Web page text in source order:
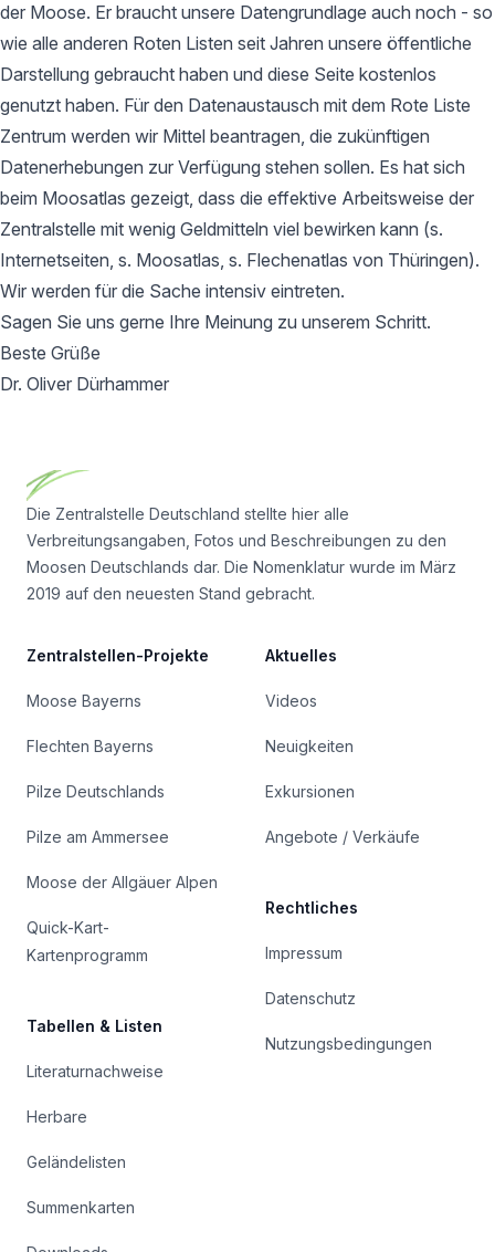
der Moose. Er braucht unsere Datengrundlage auch noch - so
wie alle anderen Roten Listen seit Jahren unsere öffentliche
Darstellung gebraucht haben und diese Seite kostenlos
genutzt haben. Für den Datenaustausch mit dem Rote Liste
Zentrum werden wir Mittel beantragen, die zukünftigen
Datenerhebungen zur Verfügung stehen sollen. Es hat sich
beim Moosatlas gezeigt, dass die effektive Arbeitsweise der
Zentralstelle mit wenig Geldmitteln viel bewirken kann (s.
Internetseiten, s. Moosatlas, s. Flechenatlas von Thüringen).
Wir werden für die Sache intensiv eintreten.
Sagen Sie uns gerne Ihre Meinung zu unserem Schritt.
Beste Grüße
Dr. Oliver Dürhammer
Die Zentralstelle Deutschland stellte hier alle
Verbreitungsangaben, Fotos und Beschreibungen zu den
Moosen Deutschlands dar. Die Nomenklatur wurde im März
2019 auf den neuesten Stand gebracht.
Zentralstellen-Projekte
Moose Bayerns
Flechten Bayerns
Pilze Deutschlands
Pilze am Ammersee
Moose der Allgäuer Alpen
Quick-Kart-
Kartenprogramm
Tabellen & Listen
Literaturnachweise
Herbare
Geländelisten
Summenkarten
Aktuelles
Videos
Neuigkeiten
Exkursionen
Angebote / Verkäufe
Rechtliches
Impressum
Datenschutz
Nutzungsbedingungen